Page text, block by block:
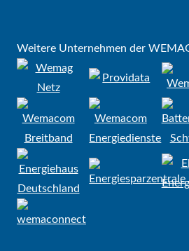
Weitere Unternehmen der